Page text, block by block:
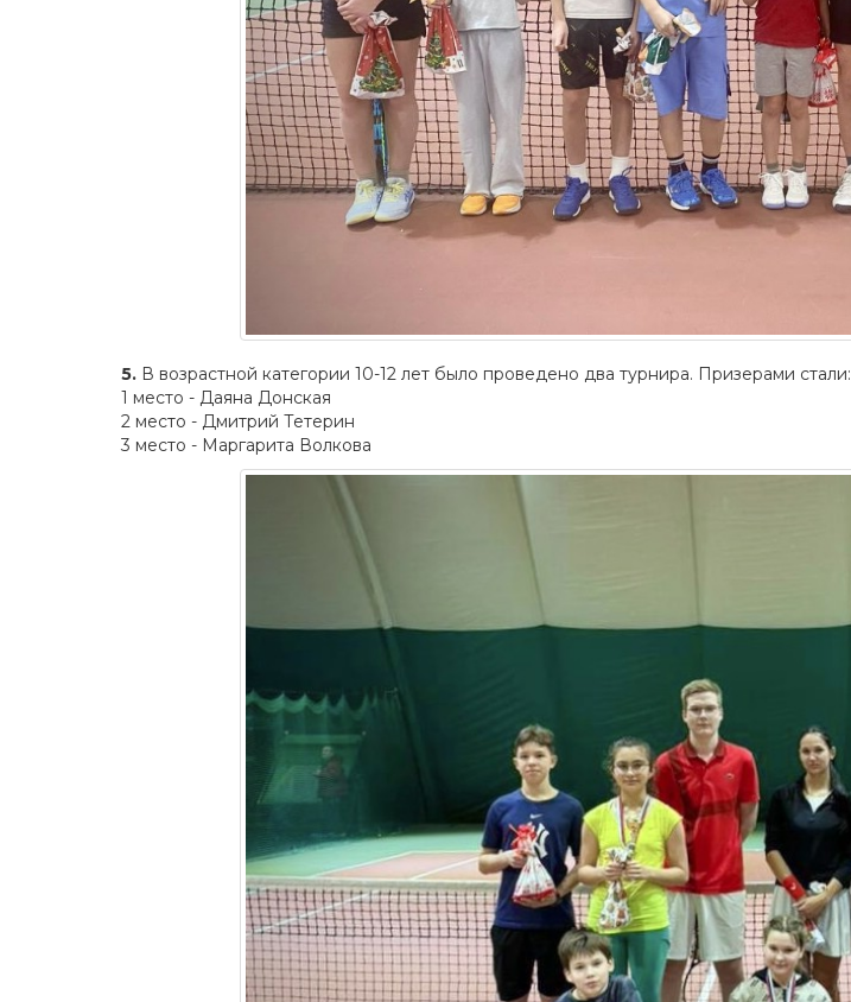
5. В возрастной категории 10-12 лет было проведено два турнира. Призерами стали:
1 место - Даяна Донская
2 место - Дмитрий Тетерин
3 место - Маргарита Волкова